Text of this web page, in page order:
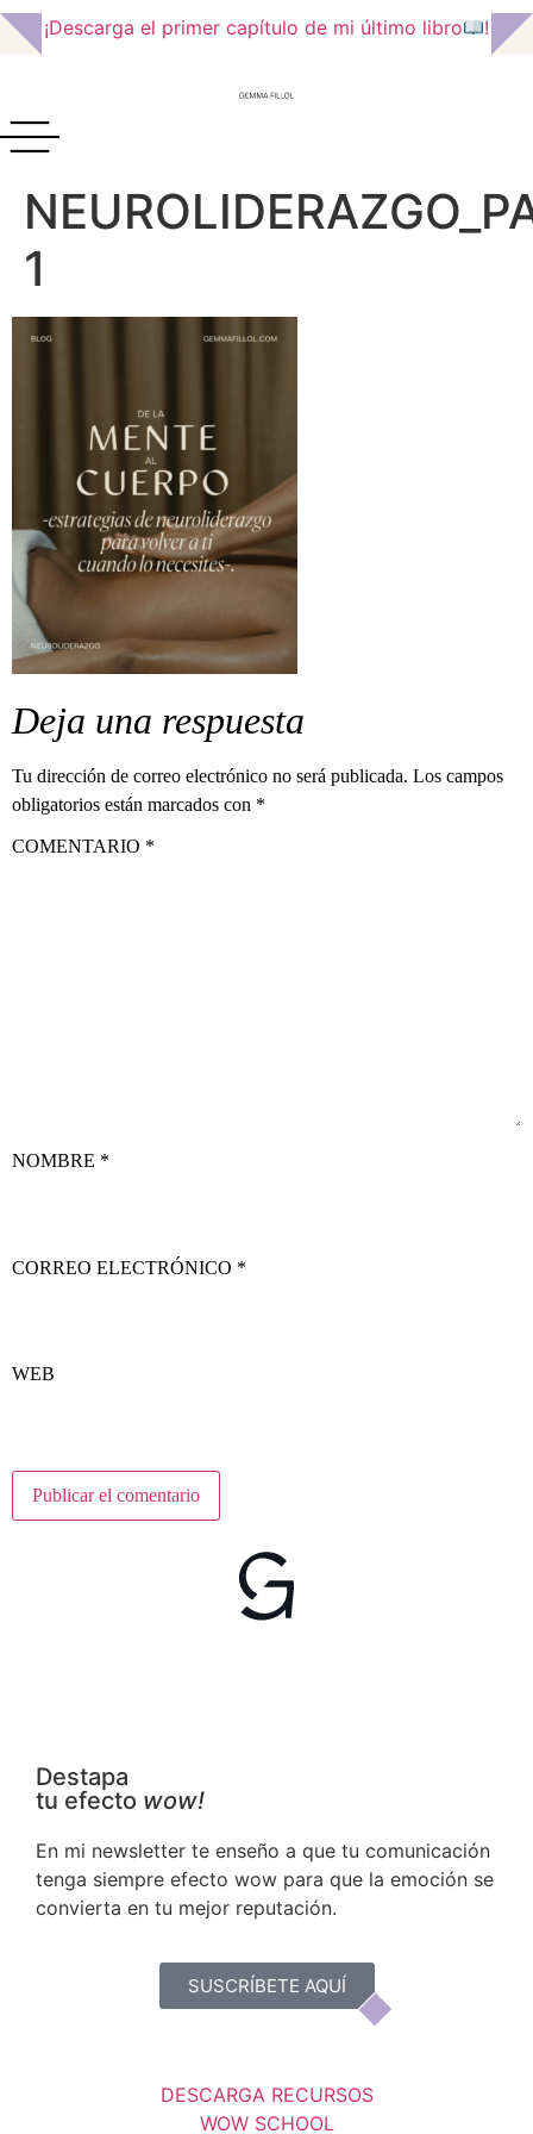
¡Descarga el primer capítulo de mi último libro !
1
Deja una respuesta
Tu dirección de correo electrónico no será publicada. Los campos
obligatorios están marcados con *
COMENTARIO *
NOMBRE *
CORREO ELECTRÓNICO *
WEB
Destapa
tu efecto wow!
En mi newsletter te enseño a que tu comunicación
tenga siempre efecto wow para que la emoción se
convierta en tu mejor reputación.
SUSCRÍBETE AQUÍ
DESCARGA RECURSOS
WOW SCHOOL